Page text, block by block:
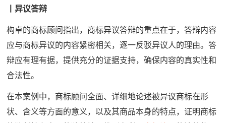
丨异议答辩
构卓的商标顾问指出，商标异议答辩的重点在于，答辩内容
应与商标异议的内容紧密相关，逐一反驳异议人的理由。答
辩应有理有据，提供充分的证据支持，确保内容的真实性和
合法性。
在本案例中，商标顾问全面、详细地论述被异议商标在形
状、含义等方面的意义，以及其商品本身的特点，证明商标